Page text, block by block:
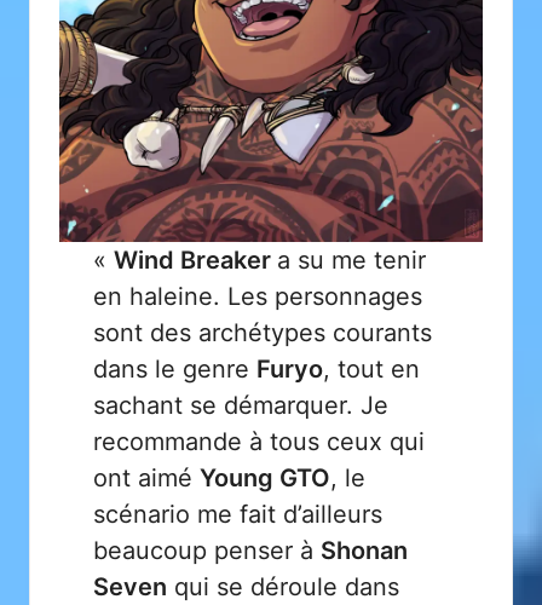
« Wind Breaker a su me tenir
en haleine. Les personnages
sont des archétypes courants
dans le genre Furyo, tout en
sachant se démarquer. Je
recommande à tous ceux qui
ont aimé Young GTO, le
scénario me fait d’ailleurs
beaucoup penser à Shonan
Seven qui se déroule dans